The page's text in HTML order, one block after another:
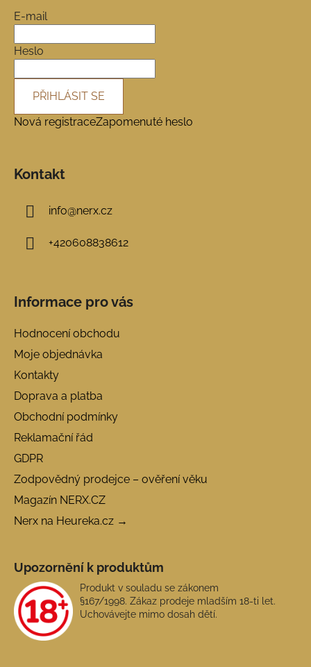
E-mail
Heslo
PŘIHLÁSIT SE
Nová registraceZapomenuté heslo
Kontakt
info@nerx.cz
+420608838612
Informace pro vás
Hodnocení obchodu
Moje objednávka
Kontakty
Doprava a platba
Obchodní podmínky
Reklamační řád
GDPR
Zodpovědný prodejce – ověření věku
Magazín NERX.CZ
Nerx na Heureka.cz →
Upozornění k produktům
Produkt v souladu se zákonem
§167/1998. Zákaz prodeje mladším 18-ti let.
Uchovávejte mimo dosah dětí.